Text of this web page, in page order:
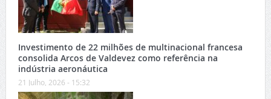
Investimento de 22 milhões de multinacional francesa
consolida Arcos de Valdevez como referência na
indústria aeronáutica
21 Julho, 2026 - 15:32